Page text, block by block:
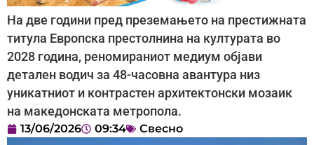
На две години пред преземањето на престижната
титула Европска престолнина на културата во
2028 година, реномираниот медиум објави
детален водич за 48-часовна авантура низ
уникатниот и контрастен архитектонски мозаик
на македонската метропола.
13/06/2026 09:34 Свесно